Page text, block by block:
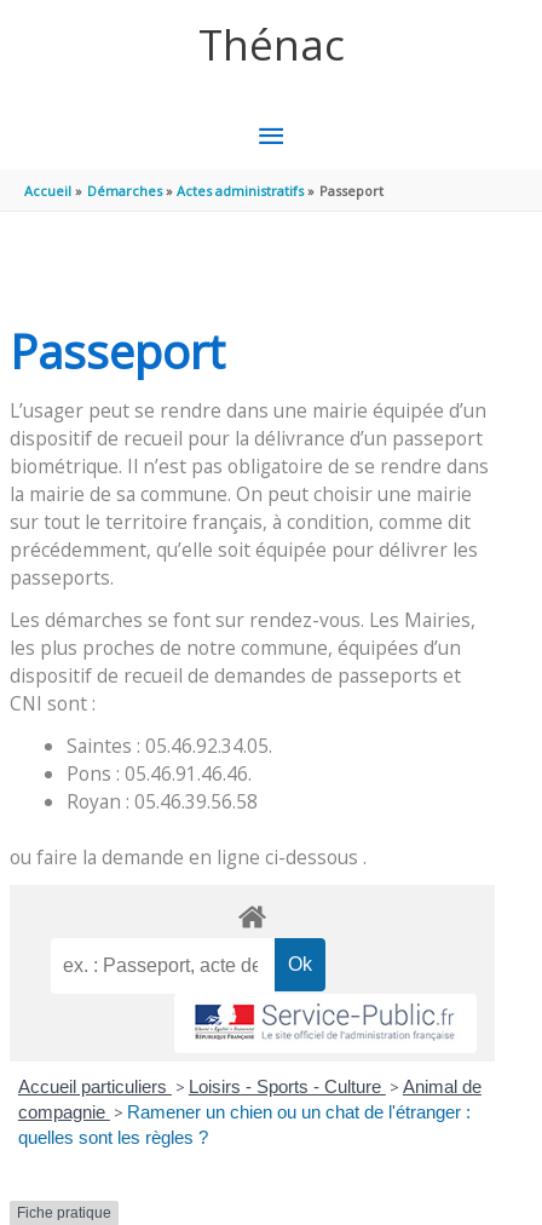
Thénac
MENU
PRINCIPAL
Accueil Démarches Actes administratifs Passeport
Passeport
L’usager peut se rendre dans une mairie équipée d’un
dispositif de recueil pour la délivrance d’un passeport
biométrique. Il n’est pas obligatoire de se rendre dans
la mairie de sa commune. On peut choisir une mairie
sur tout le territoire français, à condition, comme dit
précédemment, qu’elle soit équipée pour délivrer les
passeports.
Les démarches se font sur rendez-vous. Les Mairies,
les plus proches de notre commune, équipées d’un
dispositif de recueil de demandes de passeports et
CNI sont :
Saintes : 05.46.92.34.05.
Pons : 05.46.91.46.46.
Royan : 05.46.39.56.58
ou faire la demande en ligne ci-dessous .
Accueil particuliers > Loisirs - Sports - Culture > Animal de
compagnie > Ramener un chien ou un chat de l'étranger :
quelles sont les règles ?
Fiche pratique